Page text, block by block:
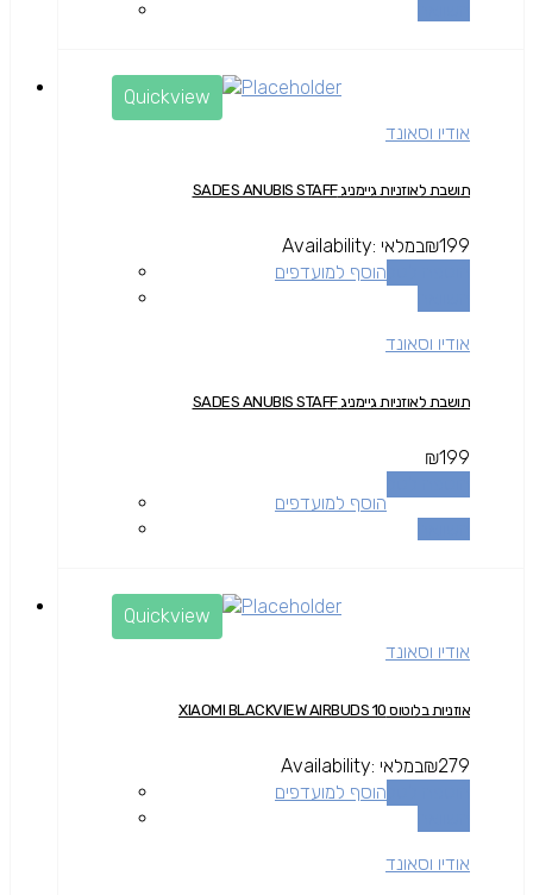
Quickview
אודיו וסאונד
תושבת לאוזניות גיימניג SADES ANUBIS STAFF
₪199
Availability: במלאי
הוסף למועדפים
אודיו וסאונד
תושבת לאוזניות גיימניג SADES ANUBIS STAFF
₪199
הוסף למועדפים
Quickview
אודיו וסאונד
אוזניות בלוטוס XIAOMI BLACKVIEW AIRBUDS 10
₪279
Availability: במלאי
הוסף למועדפים
אודיו וסאונד